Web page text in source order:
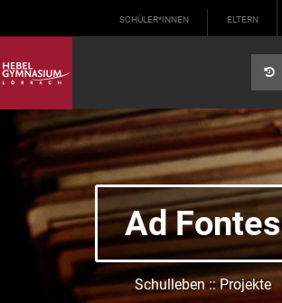
SCHÜLER*INNEN ELTERN
Ad Fontes
Schulleben :: Projekte